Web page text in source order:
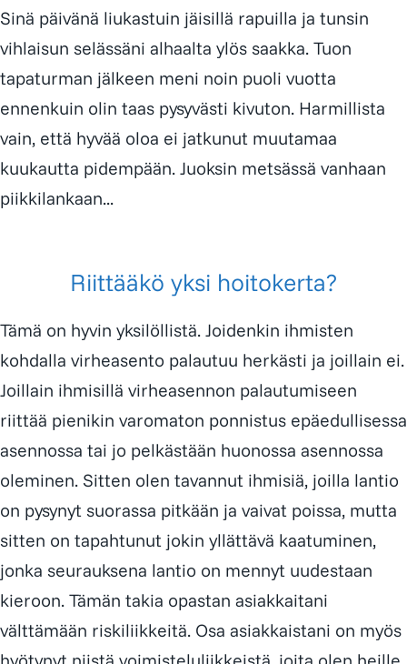
Sinä päivänä liukastuin jäisillä rapuilla ja tunsin
vihlaisun selässäni alhaalta ylös saakka. Tuon
tapaturman jälkeen meni noin puoli vuotta
ennenkuin olin taas pysyvästi kivuton. Harmillista
vain, että hyvää oloa ei jatkunut muutamaa
kuukautta pidempään. Juoksin metsässä vanhaan
piikkilankaan...
Riittääkö yksi hoitokerta?
Tämä on hyvin yksilöllistä. Joidenkin ihmisten
kohdalla virheasento palautuu herkästi ja joillain ei.
Joillain ihmisillä virheasennon palautumiseen
riittää pienikin varomaton ponnistus epäedullisessa
asennossa tai jo pelkästään huonossa asennossa
oleminen. Sitten olen tavannut ihmisiä, joilla lantio
on pysynyt suorassa pitkään ja vaivat poissa, mutta
sitten on tapahtunut jokin yllättävä kaatuminen,
jonka seurauksena lantio on mennyt uudestaan
kieroon. Tämän takia opastan asiakkaitani
välttämään riskiliikkeitä. Osa asiakkaistani on myös